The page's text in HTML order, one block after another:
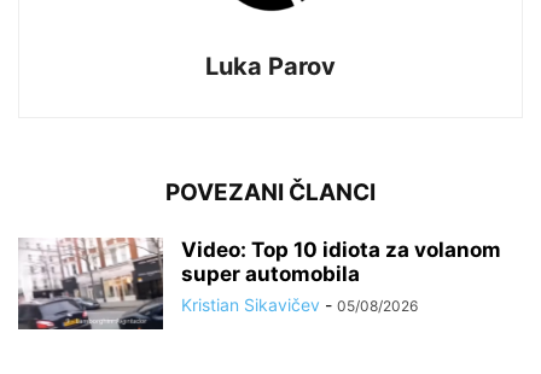
Luka Parov
POVEZANI ČLANCI
Video: Top 10 idiota za volanom
super automobila
Kristian Sikavičev - 05/08/2026